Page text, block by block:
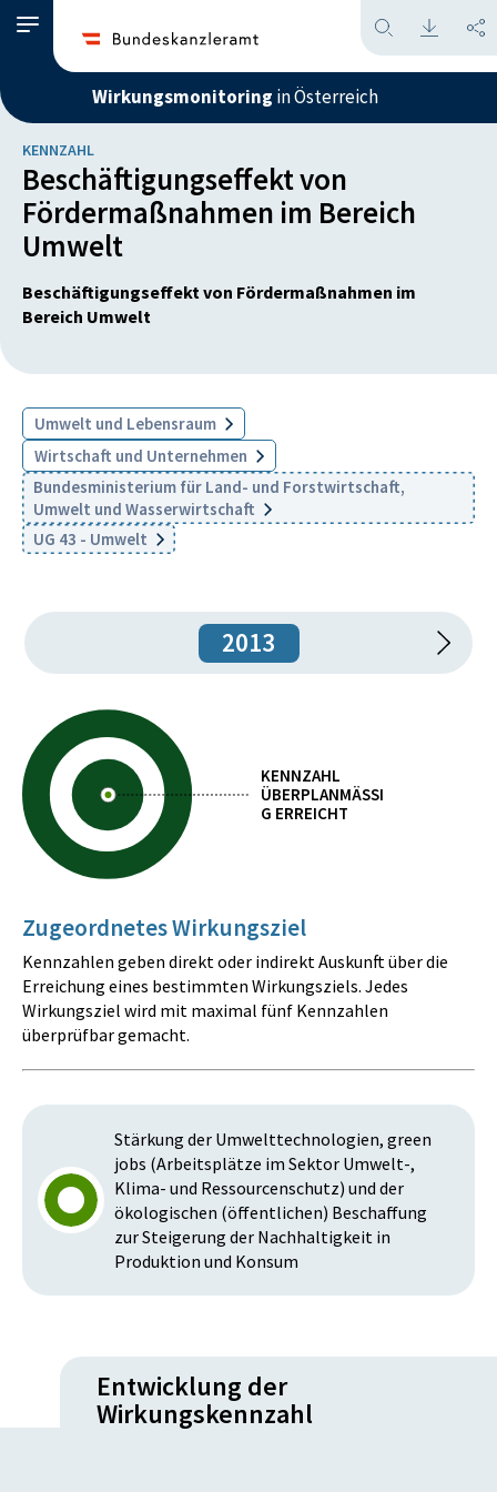
Wirkungsmonitoring in Österreich
KENNZAHL
Beschäftigungseffekt von
Fördermaßnahmen im Bereich
Umwelt
Beschäftigungseffekt von Fördermaßnahmen im
Bereich Umwelt
Umwelt und Lebensraum
Wirtschaft und Unternehmen
Bundesministerium für Land- und Forstwirtschaft,
Umwelt und Wasserwirtschaft
UG 43 - Umwelt
2013
KENNZAHL
ÜBERPLANMÄSSIG
ERREICHT
Zugeordnetes Wirkungsziel
Kennzahlen geben direkt oder indirekt Auskunft über die
Erreichung eines bestimmten Wirkungsziels. Jedes
Wirkungsziel wird mit maximal fünf Kennzahlen
überprüfbar gemacht.
Stärkung der Umwelttechnologien, green
jobs (Arbeitsplätze im Sektor Umwelt-,
Klima- und Ressourcenschutz) und der
ökologischen (öffentlichen) Beschaffung
zur Steigerung der Nachhaltigkeit in
Produktion und Konsum
Entwicklung der
Wirkungskennzahl